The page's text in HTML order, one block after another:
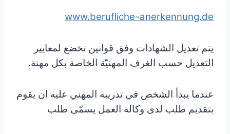
www.berufliche-anerkennung.de
يتم تعديل الشهادات وفق قوانين تخضع لمعايير
التعديل حسب الغرف المهنيّة الخاصة بكل مهنة.
عندما يبدأ الشخص في تدريبه المهني عليه ان يقوم
بتقديم طلب لدى وكالة العمل يسمّى طلب